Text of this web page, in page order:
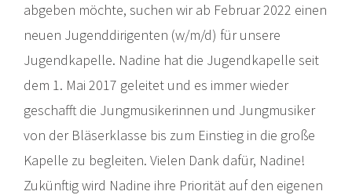
abgeben möchte, suchen wir ab Februar 2022 einen
neuen Jugenddirigenten (w/m/d) für unsere
Jugendkapelle. Nadine hat die Jugendkapelle seit
dem 1. Mai 2017 geleitet und es immer wieder
geschafft die Jungmusikerinnen und Jungmusiker
von der Bläserklasse bis zum Einstieg in die große
Kapelle zu begleiten. Vielen Dank dafür, Nadine!
Zukünftig wird Nadine ihre Priorität auf den eigenen